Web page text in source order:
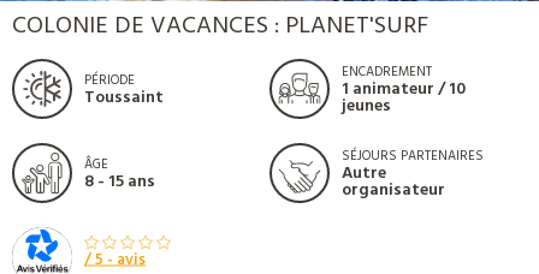
COLONIE DE VACANCES : PLANET'SURF
PÉRIODE
Toussaint
ENCADREMENT
1 animateur / 10
jeunes
ÂGE
8 - 15 ans
SÉJOURS PARTENAIRES
Autre
organisateur
/ 5 -avis